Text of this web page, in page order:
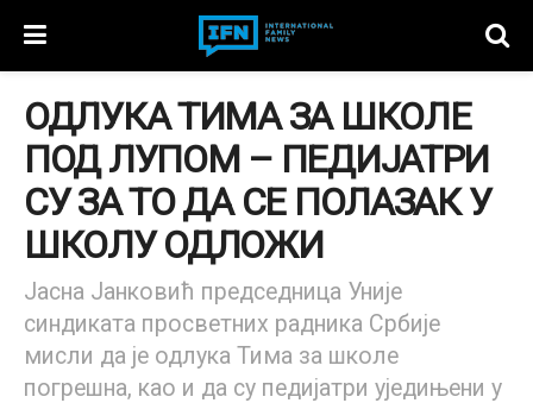
ОДЛУКА ТИМА ЗА ШКОЛЕ
ПОД ЛУПОМ – ПЕДИЈАТРИ
СУ ЗА ТО ДА СЕ ПОЛАЗАК У
ШКОЛУ ОДЛОЖИ
Јасна Јанковић председница Уније
синдиката просветних радника Србије
мисли да је одлука Тима за школе
погрешна, као и да су педијатри уједињени у